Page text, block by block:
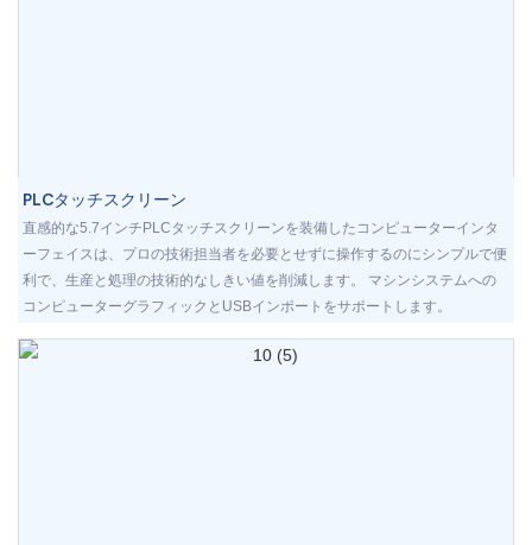
PLCタッチスクリーン
直感的な5.7インチPLCタッチスクリーンを装備したコンピューターインタ
ーフェイスは、プロの技術担当者を必要とせずに操作するのにシンプルで便
利で、生産と処理の技術的なしきい値を削減します。 マシンシステムへの
コンピューターグラフィックとUSBインポートをサポートします。